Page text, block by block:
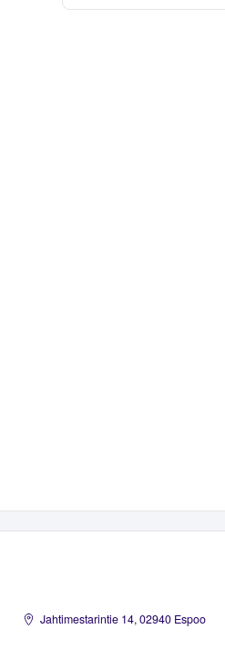
Jahtimestarintie 14, 02940 Espoo